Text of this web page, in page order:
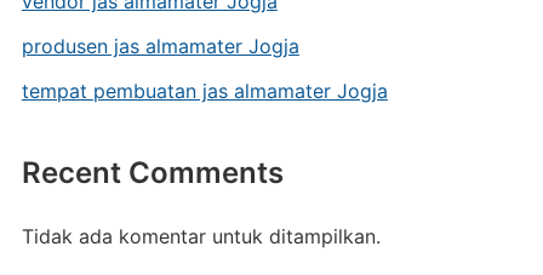
produsen jas almamater Jogja
tempat pembuatan jas almamater Jogja
Recent Comments
Tidak ada komentar untuk ditampilkan.